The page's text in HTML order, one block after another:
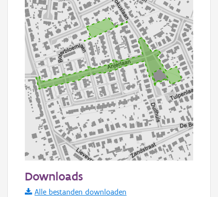
Informatie Vlaanderen
Downloads
Alle bestanden downloaden